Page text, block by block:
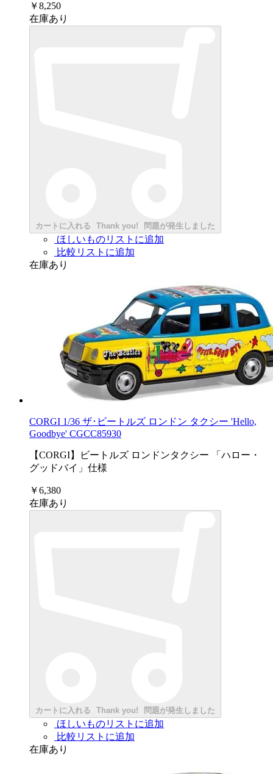
￥8,250
在庫あり
カートに入れる Thank you! 問題が発生しました
ほしいものリストに追加
比較リストに追加
在庫あり
CORGI 1/36 ザ･ビートルズ ロンドン タクシー 'Hello,
Goodbye' CGCC85930
【CORGI】ビートルズ ロンドンタクシー 「ハロー・
グッドバイ」仕様
￥6,380
在庫あり
カートに入れる Thank you! 問題が発生しました
ほしいものリストに追加
比較リストに追加
在庫あり